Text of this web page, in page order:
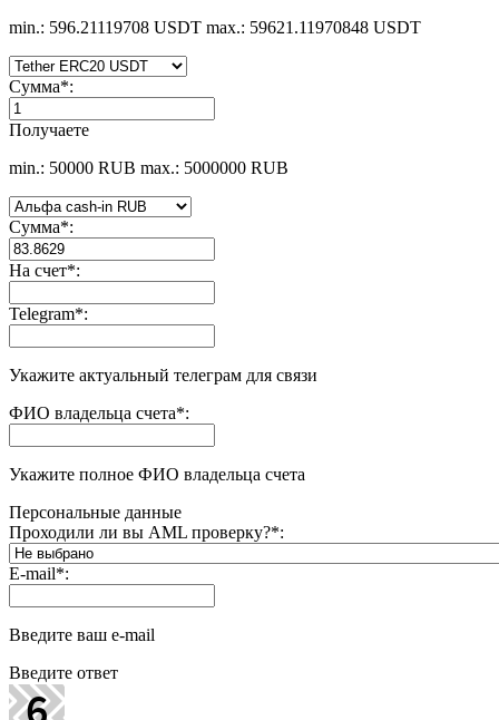
min.: 596.21119708 USDT max.: 59621.11970848 USDT
Сумма*:
Получаете
min.: 50000 RUB max.: 5000000 RUB
Сумма*:
На счет*:
Telegram*:
Укажите актуальный телеграм для связи
ФИО владельца счета*:
Укажите полное ФИО владельца счета
Персональные данные
Проходили ли вы AML проверку?*:
E-mail*:
Введите ваш e-mail
Введите ответ